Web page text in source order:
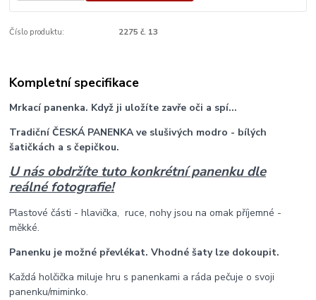
Číslo produktu: 2275 č. 13
Kompletní specifikace
Mrkací panenka. Když ji uložíte zavře oči a spí...
Tradiční ČESKÁ PANENKA ve slušivých modro - bílých
šatičkách a s čepičkou.
U nás obdržíte tuto konkrétní panenku dle
reálné fotografie!
Plastové části - hlavička, ruce, nohy jsou na omak příjemné -
měkké.
Panenku je možné převlékat. Vhodné šaty lze dokoupit.
Každá holčička miluje hru s panenkami a ráda pečuje o svoji
panenku/miminko.